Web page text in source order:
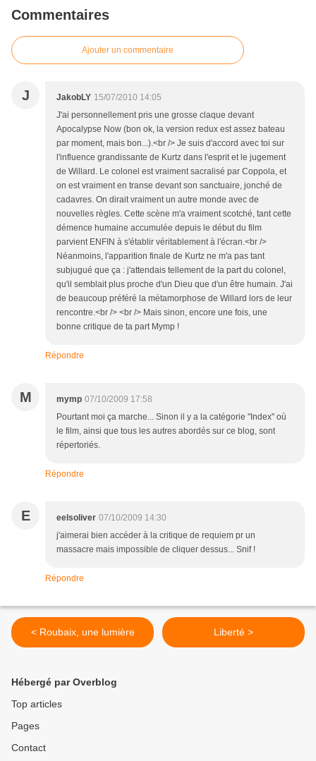
Commentaires
Ajouter un commentaire
J JakobLY 15/07/2010 14:05
J'ai personnellement pris une grosse claque devant
Apocalypse Now (bon ok, la version redux est assez bateau
par moment, mais bon...).<br /> Je suis d'accord avec toi sur
l'influence grandissante de Kurtz dans l'esprit et le jugement
de Willard. Le colonel est vraiment sacralisé par Coppola, et
on est vraiment en transe devant son sanctuaire, jonché de
cadavres. On dirait vraiment un autre monde avec de
nouvelles règles. Cette scène m'a vraiment scotché, tant cette
démence humaine accumulée depuis le début du film
parvient ENFIN à s'établir véritablement à l'écran.<br />
Néanmoins, l'apparition finale de Kurtz ne m'a pas tant
subjugué que ça : j'attendais tellement de la part du colonel,
qu'il semblait plus proche d'un Dieu que d'un être humain. J'ai
de beaucoup préféré la métamorphose de Willard lors de leur
rencontre.<br /> <br /> Mais sinon, encore une fois, une
bonne critique de ta part Mymp !
Répondre
M mymp 07/10/2009 17:58
Pourtant moi ça marche... Sinon il y a la catégorie "Index" où
le film, ainsi que tous les autres abordés sur ce blog, sont
répertoriés.
Répondre
E eelsoliver 07/10/2009 14:30
j'aimerai bien accéder à la critique de requiem pr un
massacre mais impossible de cliquer dessus... Snif !
Répondre
< Roubaix, une lumière Liberté >
Hébergé par Overblog
Top articles
Pages
Contact